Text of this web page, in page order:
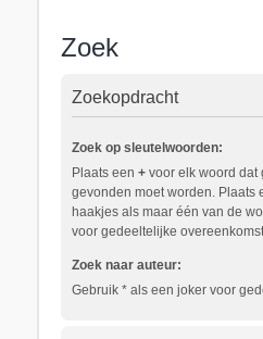
Zoek
Zoekopdracht
Zoek op sleutelwoorden:
Plaats een +voor elk woord dat
gevonden moet worden. Plaats
haakjes als maar één van de
voor gedeeltelijke
Zoek naar auteur:
Gebruik * als een joker voor